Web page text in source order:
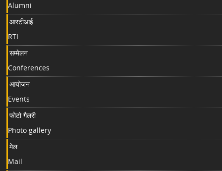
Alumni
आरटीआई
RTI
सम्मेलन
Conferences
आयोजन
Events
फोटो गैलरी
Photo gallery
मेल
Mail